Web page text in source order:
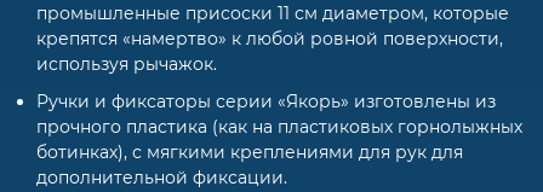
промышленные присоски 11 см диаметром, которые
крепятся «намертво» к любой ровной поверхности,
используя рычажок.
Ручки и фиксаторы серии «Якорь» изготовлены из
прочного пластика (как на пластиковых горнолыжных
ботинках), с мягкими креплениями для рук для
дополнительной фиксации.